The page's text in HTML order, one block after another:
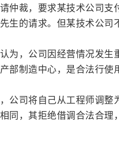
仲裁，要求某技术公司支
生的请求。但某技术公司
，公司因经营情况发生
部制造中心，是合法行使
司将自己从工程师调整
同，其拒绝借调合法合